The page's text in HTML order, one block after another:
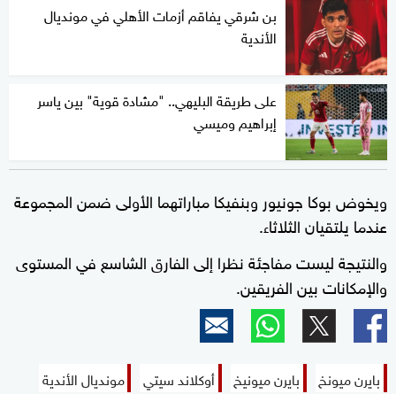
بن شرقي يفاقم أزمات الأهلي في مونديال
الأندية
على طريقة البليهي.. "مشادة قوية" بين ياسر
إبراهيم وميسي
ويخوض بوكا جونيور وبنفيكا مباراتهما الأولى ضمن المجموعة
عندما يلتقيان الثلاثاء.
والنتيجة ليست مفاجئة نظرا إلى الفارق الشاسع في المستوى
والإمكانات بين الفريقين.
بايرن ميونخ بايرن ميونيخ أوكلاند سيتي مونديال الأندية